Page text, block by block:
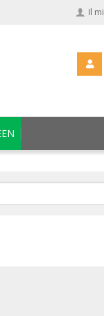
Il